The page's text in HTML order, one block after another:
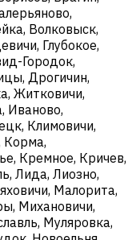
Волковыск,
Глубокое,
Городок,
Дрогичин,
Житковичи,
Иваново,
Климовичи,
Корма,
Кремное, Кричев,
Лида, Лиозно,
Малорита,
Михановичи,
Муляровка,